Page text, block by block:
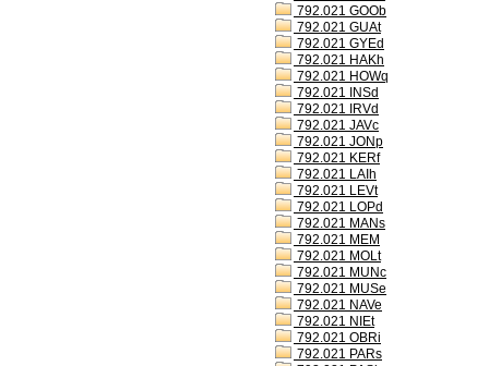
792.021 GOOb
792.021 GUAt
792.021 GYEd
792.021 HAKh
792.021 HOWq
792.021 INSd
792.021 IRVd
792.021 JAVc
792.021 JONp
792.021 KERf
792.021 LAIh
792.021 LEVt
792.021 LOPd
792.021 MANs
792.021 MEM
792.021 MOLt
792.021 MUNc
792.021 MUSe
792.021 NAVe
792.021 NIEt
792.021 OBRi
792.021 PARs